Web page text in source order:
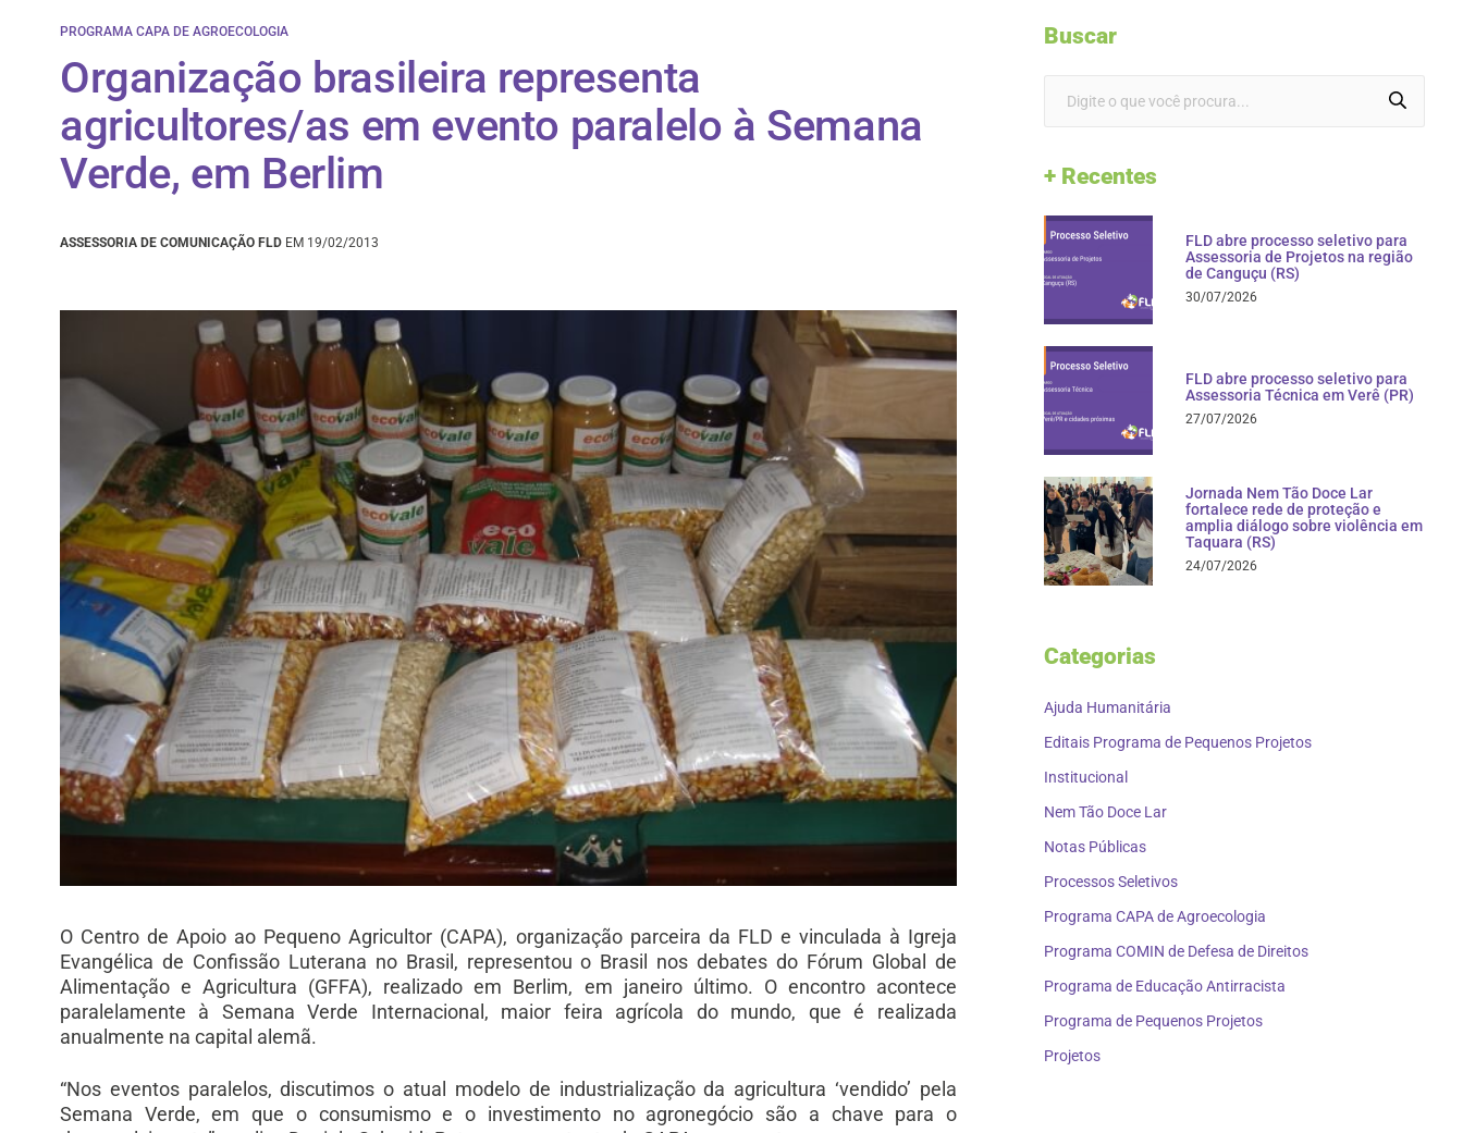
PROGRAMA CAPA DE AGROECOLOGIA
Organização brasileira representa
agricultores/as em evento paralelo à Semana
Verde, em Berlim
ASSESSORIA DE COMUNICAÇÃO FLD EM 19/02/2013
O Centro de Apoio ao Pequeno Agricultor (CAPA), organização parceira da FLD e vinculada à Igreja
Evangélica de Confissão Luterana no Brasil, representou o Brasil nos debates do Fórum Global de
Alimentação e Agricultura (GFFA), realizado em Berlim, em janeiro último. O encontro acontece
paralelamente à Semana Verde Internacional, maior feira agrícola do mundo, que é realizada
anualmente na capital alemã.
“Nos eventos paralelos, discutimos o atual modelo de industrialização da agricultura ‘vendido’ pela
Semana Verde, em que o consumismo e o investimento no agronegócio são a chave para o
Buscar
+ Recentes
FLD abre processo seletivo para
Assessoria de Projetos na região
de Canguçu (RS)
30/07/2026
FLD abre processo seletivo para
Assessoria Técnica em Verê (PR)
27/07/2026
Jornada Nem Tão Doce Lar
fortalece rede de proteção e
amplia diálogo sobre violência em
Taquara (RS)
24/07/2026
Categorias
Ajuda Humanitária
Editais Programa de Pequenos Projetos
Institucional
Nem Tão Doce Lar
Notas Públicas
Processos Seletivos
Programa CAPA de Agroecologia
Programa COMIN de Defesa de Direitos
Programa de Educação Antirracista
Programa de Pequenos Projetos
Projetos